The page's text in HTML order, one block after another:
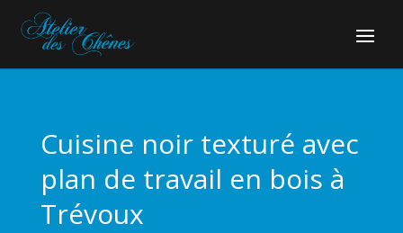
Cuisine noir texturé avec
plan de travail en bois à
Trévoux